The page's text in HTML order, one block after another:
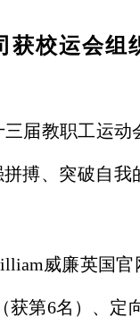
获校运会组
三届教职工运
搏、突破自
威廉英国
获第6名）、